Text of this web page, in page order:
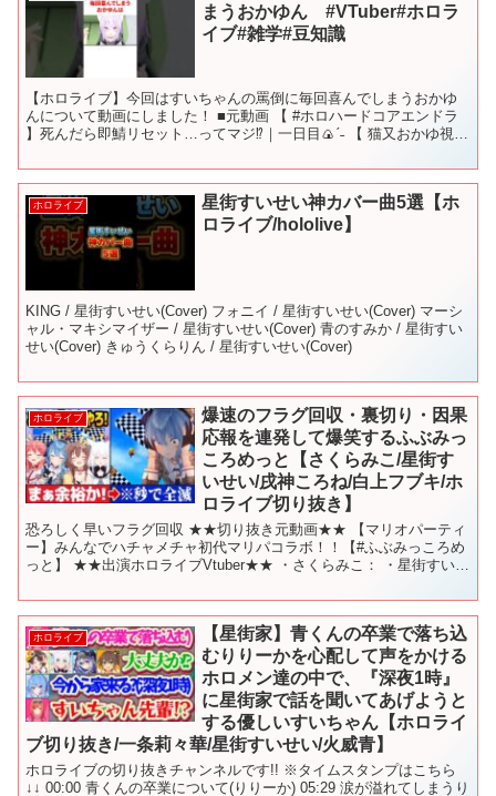
まうおかゆん #VTuber#ホロラ
イブ#雑学#豆知識
【ホロライブ】今回はすいちゃんの罵倒に毎回喜んでしまうおかゆ
んについて動画にしました！ ■元動画 【 #ホロハードコアエンドラ
】死んだら即鯖リセット…ってマジ⁉｜一日目🍙ˊ˗ 【 猫又おかゆ視
ホロライブ
星街すいせい神カバー曲5選【ホ
ロライブ/hololive】
KING / 星街すいせい(Cover) フォニイ / 星街すいせい(Cover) マーシ
ャル・マキシマイザー / 星街すいせい(Cover) 青のすみか / 星街すい
せい(Cover) きゅうくらりん / 星街すいせい(Cover)
ホロライブ
爆速のフラグ回収・裏切り・因果
応報を連発して爆笑するふぶみっ
ころめっと【さくらみこ/星街す
いせい/戌神ころね/白上フブキ/ホ
ロライブ切り抜き】
恐ろしく早いフラグ回収 ★★切り抜き元動画★★ 【マリオパーティ
ー】みんなでハチャメチャ初代マリパコラボ！！【#ふぶみっころめ
っと】 ★★出演ホロライブVtuber★★ ・さくらみこ： ・星街すいせ
ホロライブ
【星街家】青くんの卒業で落ち込
むりりーかを心配して声をかける
ホロメン達の中で、『深夜1時』
に星街家で話を聞いてあげようと
する優しいすいちゃん【ホロライ
ブ切り抜き/一条莉々華/星街すいせい/火威青】
ホロライブの切り抜きチャンネルです!! ※タイムスタンプはこちら
↓↓ 00:00 青くんの卒業について(りりーか) 05:29 涙が溢れてしまうり